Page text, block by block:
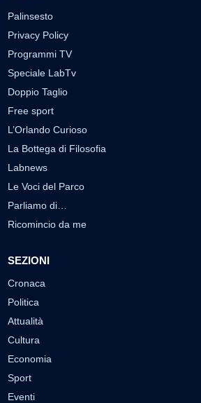
Palinsesto
Privacy Policy
Programmi TV
Speciale LabTv
Doppio Taglio
Free sport
L’Orlando Curioso
La Bottega di Filosofia
Labnews
Le Voci del Parco
Parliamo di…
Ricomincio da me
SEZIONI
Cronaca
Politica
Attualità
Cultura
Economia
Sport
Eventi